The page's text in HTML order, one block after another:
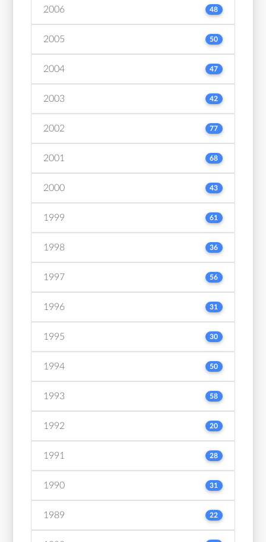
2006 48
2005 50
2004 47
2003 42
2002 77
2001 68
2000 43
1999 61
1998 36
1997 56
1996 31
1995 30
1994 50
1993 58
1992 20
1991 28
1990 31
1989 22